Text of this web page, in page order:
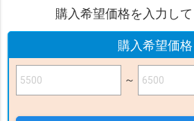
購入希望価格を入力して
購入希望価格
～